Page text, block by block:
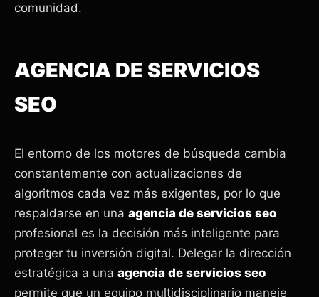
comunidad.
AGENCIA DE SERVICIOS
SEO
El entorno de los motores de búsqueda cambia
constantemente con actualizaciones de
algoritmos cada vez más exigentes, por lo que
respaldarse en una agencia de servicios seo
profesional es la decisión más inteligente para
proteger tu inversión digital. Delegar la dirección
estratégica a una agencia de servicios seo
permite que un equipo multidisciplinario maneje